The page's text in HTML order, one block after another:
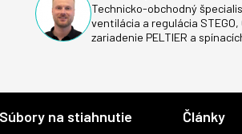
Technicko-obchodný
ventilácia a regulácia STEGO,
zariadenie PELTIER a
Súbory na stiahnutie Články